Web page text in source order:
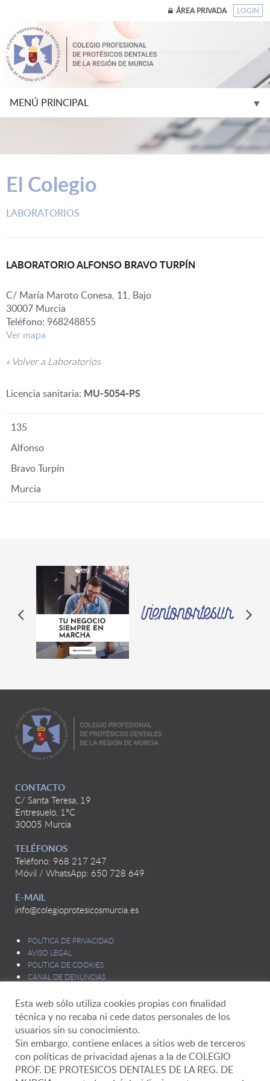
ÁREA PRIVADA LOGIN
MENÚ PRINCIPAL ▼
El Colegio
LABORATORIOS
LABORATORIO ALFONSO BRAVO TURPÍN
C/ María Maroto Conesa, 11, Bajo
30007 Murcia
Teléfono: 968248855
Ver mapa
« Volver a Laboratorios
Licencia sanitaria: MU-5054-PS
135
Alfonso
Bravo Turpín
Murcia
CONTACTO
C/ Santa Teresa, 19
Entresuelo, 1ºC
30005 Murcia
TELÉFONOS
Teléfono: 968 217 247
Móvil / WhatsApp: 650 728 649
E-MAIL
info@colegioprotesicosmurcia.es
POLÍTICA DE PRIVACIDAD
AVISO LEGAL
POLÍTICA DE COOKIES
CANAL DE DENUNCIAS
Delegado de Protección de Datos
Esta web sólo utiliza cookies propias con finalidad
técnica y no recaba ni cede datos personales de los
usuarios sin su conocimiento.
Sin embargo, contiene enlaces a sitios web de terceros
con políticas de privacidad ajenas a la de COLEGIO
PROF. DE PROTESICOS DENTALES DE LA REG. DE